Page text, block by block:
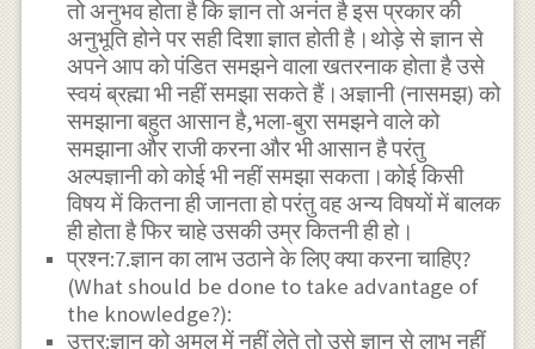
तो अनुभव होता है कि ज्ञान तो अनंत है इस प्रकार की
अनुभूति होने पर सही दिशा ज्ञात होती है।थोड़े से ज्ञान से
अपने आप को पंडित समझने वाला खतरनाक होता है उसे
स्वयं ब्रह्मा भी नहीं समझा सकते हैं।अज्ञानी (नासमझ) को
समझाना बहुत आसान है,भला-बुरा समझने वाले को
समझाना और राजी करना और भी आसान है परंतु
अल्पज्ञानी को कोई भी नहीं समझा सकता।कोई किसी
विषय में कितना ही जानता हो परंतु वह अन्य विषयों में बालक
ही होता है फिर चाहे उसकी उम्र कितनी ही हो।
प्रश्न:7.ज्ञान का लाभ उठाने के लिए क्या करना चाहिए?
(What should be done to take advantage of
the knowledge?):
उत्तर:ज्ञान को अमल में नहीं लेते तो उसे ज्ञान से लाभ नहीं